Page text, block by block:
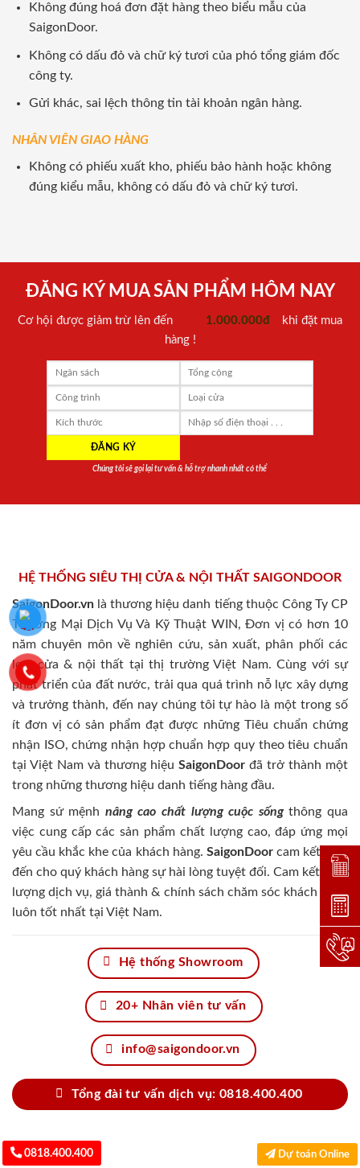
Không đúng hoá đơn đặt hàng theo biểu mẫu của
SaigonDoor.
Không có dấu đỏ và chữ ký tươi của phó tổng giám đốc
công ty.
Gửi khác, sai lệch thông tin tài khoản ngân hàng.
NHÂN VIÊN GIAO HÀNG
Không có phiếu xuất kho, phiếu bảo hành hoặc không
đúng kiểu mẫu, không có dấu đỏ và chữ ký tươi.
ĐĂNG KÝ MUA SẢN PHẨM HÔM NAY
Cơ hội được giảm trừ lên đến 1.000.000đ
khi đặt mua
hàng !
Chúng tôi sẽ gọi lại tư vấn & hỗ trợ nhanh nhất có thể
HỆ THỐNG SIÊU THỊ CỬA & NỘI THẤT SAIGONDOOR
SaigonDoor.vn là thương hiệu danh tiếng thuộc Công Ty CP
Thương Mại Dịch Vụ Và Kỹ Thuật WIN, Đơn vị có hơn 10
năm chuyên môn về nghiên cứu, sản xuất, phân phối các
loại cửa & nội thất tại thị trường Việt Nam. Cùng với sự
phát triển của đất nước, trải qua quá trình nỗ lực xây dựng
và trưởng thành, đến nay chúng tôi tự hào là một trong số
ít đơn vị có sản phẩm đạt được những Tiêu chuẩn chứng
nhận ISO, chứng nhận hợp chuẩn hợp quy theo tiêu chuẩn
tại Việt Nam và thương hiệu SaigonDoor đã trở thành một
trong những thương hiệu danh tiếng hàng đầu.
Mang sứ mệnh nâng cao chất lượng cuộc sốngthông qua
việc cung cấp các sản phẩm chất lượng cao, đáp ứng mọi
yêu cầu khắc khe của khách hàng. SaigonDoorcam kết đem
đến cho quý khách hàng sự hài lòng tuyệt đối. Cam kết chất
lượng dịch vụ, giá thành & chính sách chăm sóc khách hàng
luôn tốt nhất tại Việt Nam.
Hệ thống Showroom
20+ Nhân viên tư vấn
info@saigondoor.vn
Tổng đài tư vấn dịch vụ: 0818.400.400
0818.400.400 Dự toán Online
Đặt
Dự